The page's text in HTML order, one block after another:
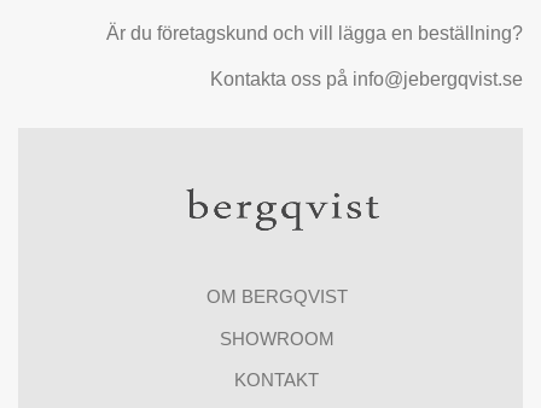
Är du företagskund och vill lägga en beställning?
Kontakta oss på info@jebergqvist.se
OM BERGQVIST
SHOWROOM
KONTAKT